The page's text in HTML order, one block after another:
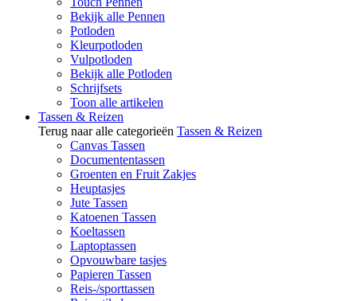
Bekijk alle Pennen
Potloden
Kleurpotloden
Vulpotloden
Bekijk alle Potloden
Schrijfsets
Toon alle artikelen
Tassen & Reizen
Terug naar alle categorieën Tassen & Reizen
Canvas Tassen
Documententassen
Groenten en Fruit Zakjes
Heuptasjes
Jute Tassen
Katoenen Tassen
Koeltassen
Laptoptassen
Opvouwbare tasjes
Papieren Tassen
Reis-/sporttassen